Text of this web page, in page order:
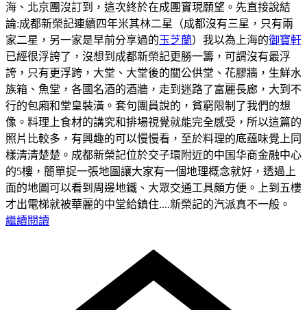
海、北京團沒訂到，這次終於在成團實現願望。先直接說結
論:成都新榮記連續四年米其林二星（成都沒有三星，只有兩
家二星，另一家是早前分享過的玉芝蘭）我以為上海的御寶軒
已經很浮誇了，沒想到成都新榮記更勝一籌，可謂沒有最浮
誇，只有更浮跨，大堂、大堂後的關公供堂、花膠牆，生鮮水
族箱、魚堂，各國名酒的酒牆，走到迷路了富麗長廊，大到不
行的包廂和堂皇裝潢。套句團員說的，貧窮限制了我們的想
像。料理上食材的講究和排場視覺就能完全感受，所以這篇的
照片比較多，有興趣的可以慢慢看，至於料理的底蕴味覺上同
樣清清楚楚。 成都新榮記位於交子環附近的中国华商金融中心
的5樓，簡單捉一張地圖讓大家有一個地理概念就好，透過上
面的地圖可以看到周邊地鐵、大眾交通工具頗方便。
上到五樓
才出電梯就被華麗的中堂給鎮住....新榮記的汽派真不一般。
繼續閱讀